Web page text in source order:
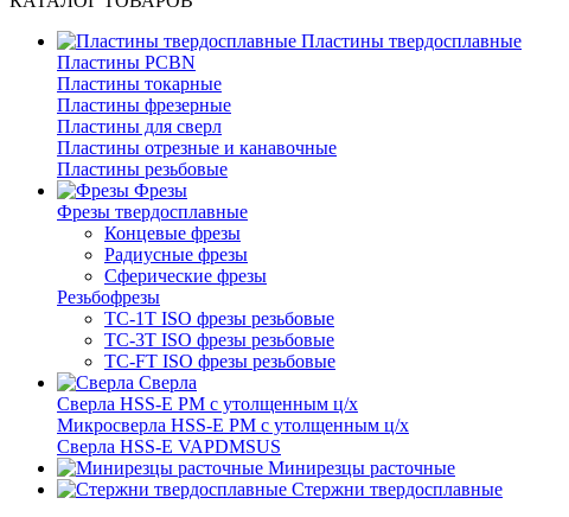
Пластины твердосплавные
Пластины PCBN
Пластины токарные
Пластины фрезерные
Пластины для сверл
Пластины отрезные и канавочные
Пластины резьбовые
Фрезы
Фрезы твердосплавные
Концевые фрезы
Радиусные фрезы
Сферические фрезы
Резьбофрезы
TC-1T ISO фрезы резьбовые
TC-3T ISO фрезы резьбовые
TC-FT ISO фрезы резьбовые
Сверла
Cверла HSS-E PM c утолщенным ц/х
Микросверла HSS-E PM c утолщенным ц/х
Сверла HSS-E VAPDMSUS
Минирезцы расточные
Cтержни твердосплавные